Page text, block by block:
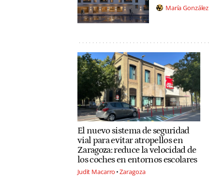
María González
El nuevo sistema de seguridad
vial para evitar atropellos en
Zaragoza: reduce la velocidad de
los coches en entornos escolares
Judit Macarro Zaragoza